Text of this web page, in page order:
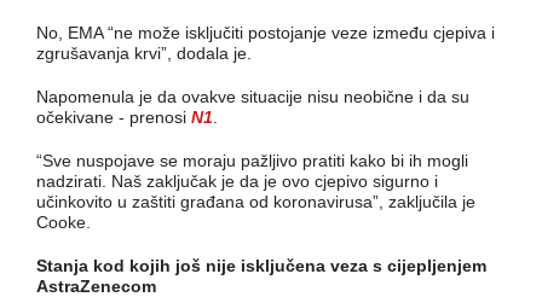
No, EMA “ne može isključiti postojanje veze između cjepiva i
zgrušavanja krvi”, dodala je.
Napomenula je da ovakve situacije nisu neobične i da su
očekivane - prenosi N1
“Sve nuspojave se moraju pažljivo pratiti kako bi ih mogli
nadzirati. Naš zaključak je da je ovo cjepivo sigurno i
učinkovito u zaštiti građana od koronavirusa”, zaključila je
Cooke.
Stanja kod kojih još nije isključena veza s cijepljenjem
AstraZenecom